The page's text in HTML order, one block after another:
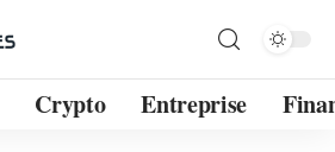
Crypto Entreprise